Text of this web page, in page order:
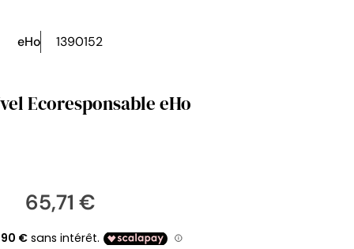
eHo 1390152
Ecoresponsable eHo
65,71 €